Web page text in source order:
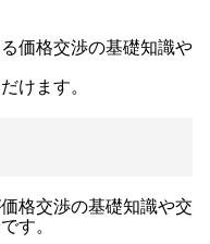
価格交渉の基礎知識や
けます。
格交渉の基礎知識や交
す。